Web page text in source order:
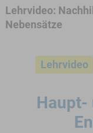
Lehrvideo:
Nebensätze
Lehrvideo
Haupt-